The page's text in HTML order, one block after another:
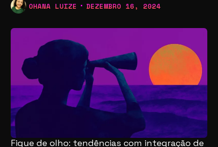
OHANA LUIZE DEZEMBRO 16, 2024
Fique de olho: tendências com integração de